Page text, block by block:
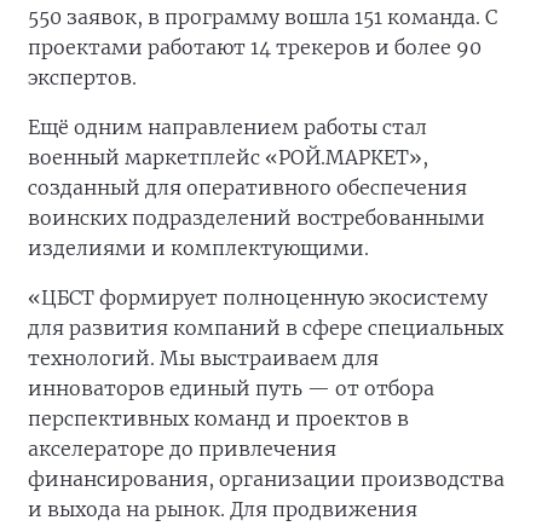
550 заявок, в программу вошла 151 команда. С
проектами работают 14 трекеров и более 90
экспертов.
Ещё одним направлением работы стал
военный маркетплейс «РОЙ.МАРКЕТ»,
созданный для оперативного обеспечения
воинских подразделений востребованными
изделиями и комплектующими.
«ЦБСТ формирует полноценную экосистему
для развития компаний в сфере специальных
технологий. Мы выстраиваем для
инноваторов единый путь — от отбора
перспективных команд и проектов в
акселераторе до привлечения
финансирования, организации производства
и выхода на рынок. Для продвижения